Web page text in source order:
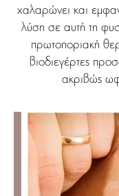
χαλαρώνει και
λύση σε αυτή τη
πρωτοποριακή
βιοδιεγέρτες
ακριβώς